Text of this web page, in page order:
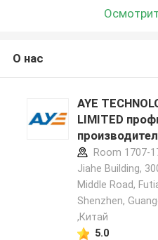
О нас
AYE
LIMITED
Room 1707-
Jiahe Building,
Middle Road,
Shenzhen,
,Китай
5.0